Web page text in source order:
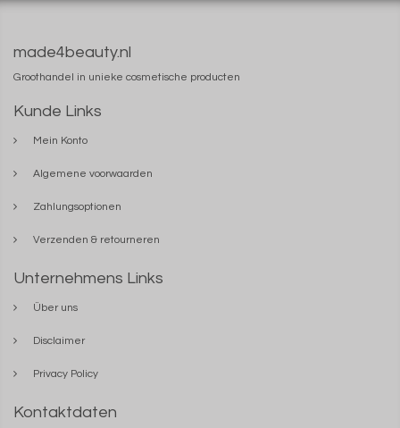
made4beauty.nl
Groothandel in unieke cosmetische producten
Kunde Links
Mein Konto
Algemene voorwaarden
Zahlungsoptionen
Verzenden & retourneren
Unternehmens Links
Über uns
Disclaimer
Privacy Policy
Kontaktdaten